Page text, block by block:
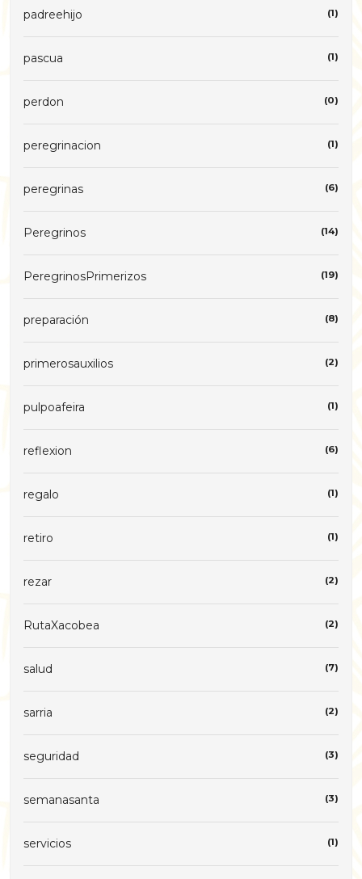
padreehijo (1)
pascua (1)
perdon (0)
peregrinacion (1)
peregrinas (6)
Peregrinos (14)
PeregrinosPrimerizos (19)
preparación (8)
primerosauxilios (2)
pulpoafeira (1)
reflexion (6)
regalo (1)
retiro (1)
rezar (2)
RutaXacobea (2)
salud (7)
sarria (2)
seguridad (3)
semanasanta (3)
servicios (1)